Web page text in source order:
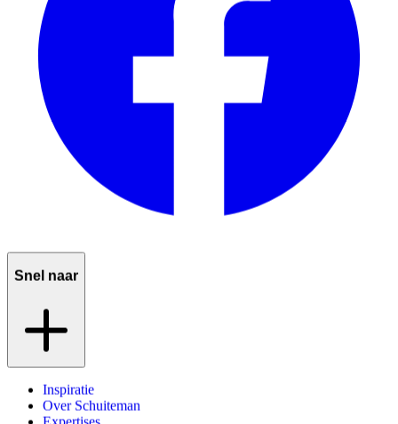
Snel naar
Inspiratie
Over Schuiteman